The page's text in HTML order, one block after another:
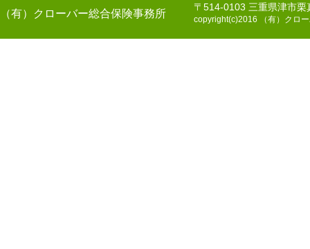
（有）クローバー総合保険事務所
〒514-0103 三重県津市
copyright(c)2016 （有）クロ